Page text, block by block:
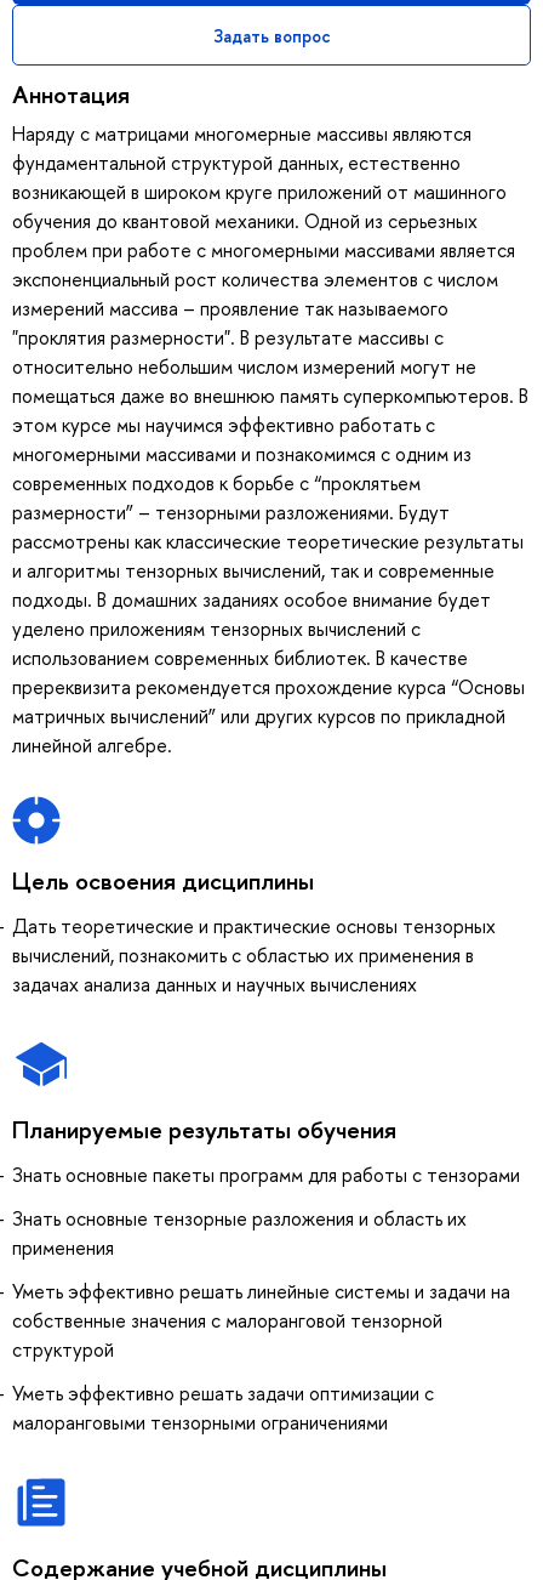
Задать вопрос
Аннотация
Наряду с матрицами многомерные массивы являются
фундаментальной структурой данных, естественно
возникающей в широком круге приложений от машинного
обучения до квантовой механики. Одной из серьезных
проблем при работе с многомерными массивами является
экспоненциальный рост количества элементов с числом
измерений массива – проявление так называемого
"проклятия размерности". В результате массивы с
относительно небольшим числом измерений могут не
помещаться даже во внешнюю память суперкомпьютеров. В
этом курсе мы научимся эффективно работать с
многомерными массивами и познакомимся с одним из
современных подходов к борьбе с “проклятьем
размерности” – тензорными разложениями. Будут
рассмотрены как классические теоретические результаты
и алгоритмы тензорных вычислений, так и современные
подходы. В домашних заданиях особое внимание будет
уделено приложениям тензорных вычислений с
использованием современных библиотек. В качестве
пререквизита рекомендуется прохождение курса “Основы
матричных вычислений” или других курсов по прикладной
линейной алгебре.
Цель освоения дисциплины
Дать теоретические и практические основы тензорных
вычислений, познакомить с областью их применения в
задачах анализа данных и научных вычислениях
Планируемые результаты обучения
Знать основные пакеты программ для работы с тензорами
Знать основные тензорные разложения и область их
применения
Уметь эффективно решать линейные системы и задачи на
собственные значения с малоранговой тензорной
структурой
Уметь эффективно решать задачи оптимизации с
малоранговыми тензорными ограничениями
Содержание учебной дисциплины